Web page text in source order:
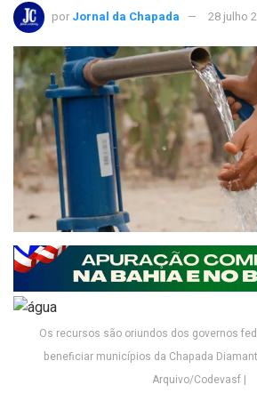
por Jornal da Chapada 28 julho
Os recursos são oriundos dos governos
beneficiar municípios da Chapada
Arquivo/Codevasf |